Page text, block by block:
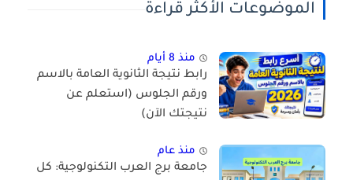
الموضوعات الأكثر قراءة
منذ 8 أيام
رابط نتيجة الثانوية العامة بالاسم
ورقم الجلوس (استعلم عن
نتيجتك الآن)
منذ عام
جامعة برج العرب التكنولوجية: كل